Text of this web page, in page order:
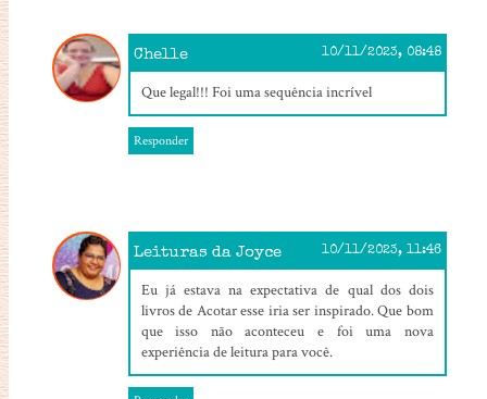
Chelle 10/11/2023, 08:48
Que legal!!! Foi uma sequência incrível
Responder
Leituras da Joyce 10/11/2023, 11:46
Eu já estava na expectativa de qual dos dois
livros de Acotar esse iria ser inspirado. Que bom
que isso não aconteceu e foi uma nova
experiência de leitura para você.